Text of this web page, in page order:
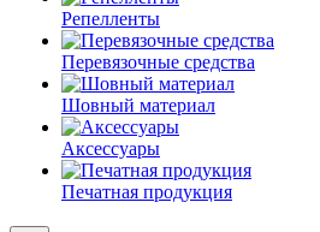
Репелленты
Перевязочные средства
Шовный материал
Аксессуары
Печатная продукция